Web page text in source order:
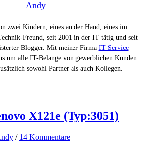
Andy
zwei Kindern, eines an der Hand, eines im
Freund, seit 2001 in der IT tätig und seit
Blogger. Mit meiner Firma IT-Service
um alle IT-Belange von gewerblichen Kunden
sowohl Partner als auch Kollegen.
X121e (Typ:3051)
/ 14 Kommentare